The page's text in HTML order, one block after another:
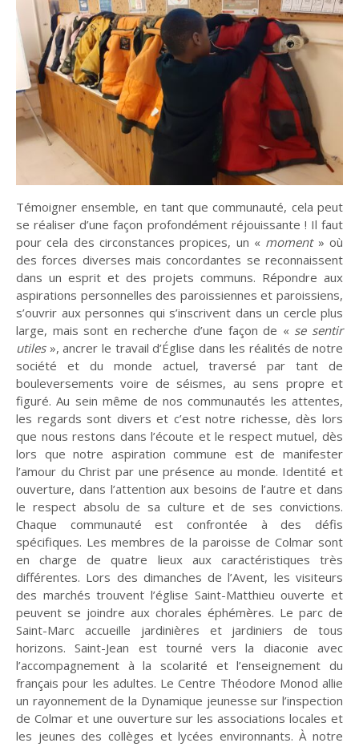
Entretien La chronique
En débat Solidarités
Planète Tribune
Vie d'Église Initiatives
Le Rhin : Les
méandres d'un fleuve
Œuvre de paix
Que deviennent les
pasteurs ?
Dans les dédales du
mensonge
Fin de vie : prendre
soin des vivants
Église : le sens du
changement
La laïcité et ses
mythes
Guetter l'aurore
Histoire Religions
Théologies
De mai-juin 2015 à
mars-avril 2017
De mai-juin 2017 à
septembre-octobre
2019
De novembre-
décembre 2019 à
mars-avril 2021
De mai-juin 2021 à
mars-avril 2023
Et avant ?
Témoigner ensemble, en tant que communauté, cela peut
se réaliser d’une façon profondément réjouissante ! Il faut
pour cela des circonstances propices, un « moment» où
des forces diverses mais concordantes se reconnaissent
dans un esprit et des projets communs. Répondre aux
aspirations personnelles des paroissiennes et paroissiens,
s’ouvrir aux personnes qui s’inscrivent dans un cercle plus
large, mais sont en recherche d’une façon de « se sentir
utiles», ancrer le travail d’Église dans les réalités de notre
société et du monde actuel, traversé par tant de
bouleversements voire de séismes, au sens propre et
figuré. Au sein même de nos communautés les attentes,
les regards sont divers et c’est notre richesse, dès lors
que nous restons dans l’écoute et le respect mutuel, dès
lors que notre aspiration commune est de manifester
l’amour du Christ par une présence au monde. Identité et
ouverture, dans l’attention aux besoins de l’autre et dans
le respect absolu de sa culture et de ses convictions.
Chaque communauté est confrontée à des défis
spécifiques. Les membres de la paroisse de Colmar sont
en charge de quatre lieux aux caractéristiques très
différentes. Lors des dimanches de l’Avent, les visiteurs
des marchés trouvent l’église Saint-Matthieu ouverte et
peuvent se joindre aux chorales éphémères. Le parc de
Saint-Marc accueille jardinières et jardiniers de tous
horizons. Saint-Jean est tourné vers la diaconie avec
l’accompagnement à la scolarité et l’enseignement du
français pour les adultes. Le Centre Théodore Monod allie
un rayonnement de la Dynamique jeunesse sur l’inspection
de Colmar et une ouverture sur les associations locales et
les jeunes des collèges et lycées environnants. À notre